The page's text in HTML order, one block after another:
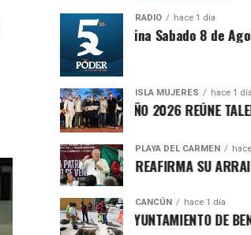
RADIO hace 1 día
Síntesis Matutina Sabado 8 de Agosto
ISLA MUJERES hace 1 día
CEVICHE ISLEÑO 2026 REÚNE TALENTO
PLAYA DEL CARMEN
RAFA MARÍN REAFIRMA SU ARRAIGO
CANCÚN hace 1 día
FORTALECE AYUNTAMIENTO DE BENITO